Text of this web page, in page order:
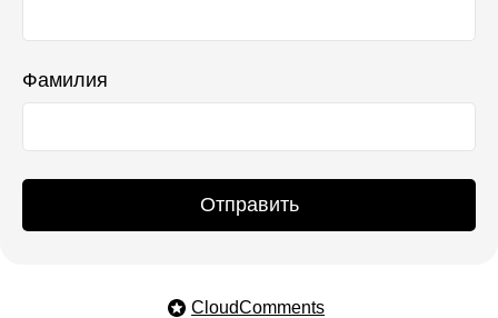
Фамилия
Отправить
CloudComments